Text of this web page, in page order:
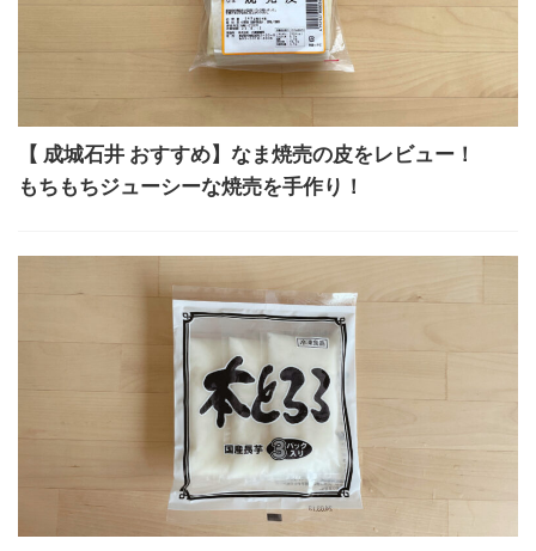
【 成城石井 おすすめ】なま焼売の皮をレビュー！
もちもちジューシーな焼売を手作り！